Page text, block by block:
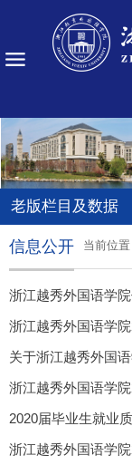
老版栏目及数据
当前位置
信息公开
2020届毕业生就业